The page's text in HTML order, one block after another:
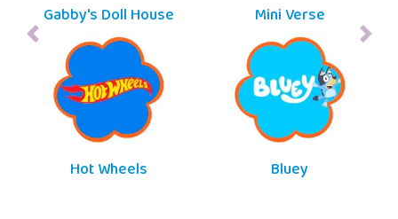
Gabby's Doll House Mini Verse
Hot Wheels Bluey